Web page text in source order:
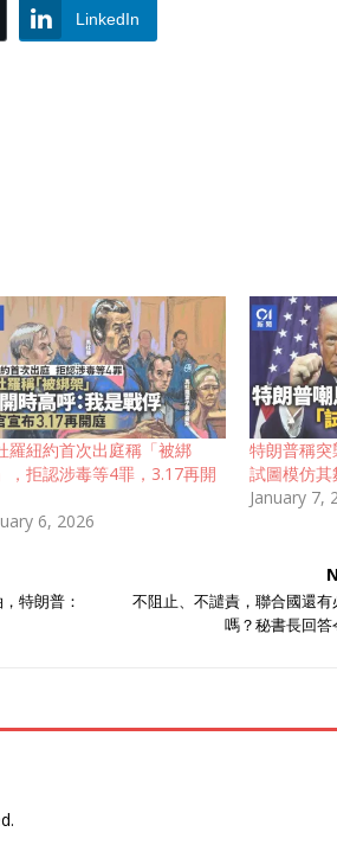
LinkedIn
羅紐約首次出庭稱「被綁
，拒認涉毒等4罪，3.17再開
6, 2026
特朗普稱
試圖模仿其
January 7,
特朗普：
不阻止、不譴責，聯合國還有
嗎？秘書長回答